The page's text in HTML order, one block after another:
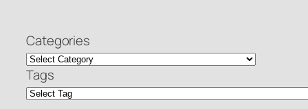
Categories
Tags